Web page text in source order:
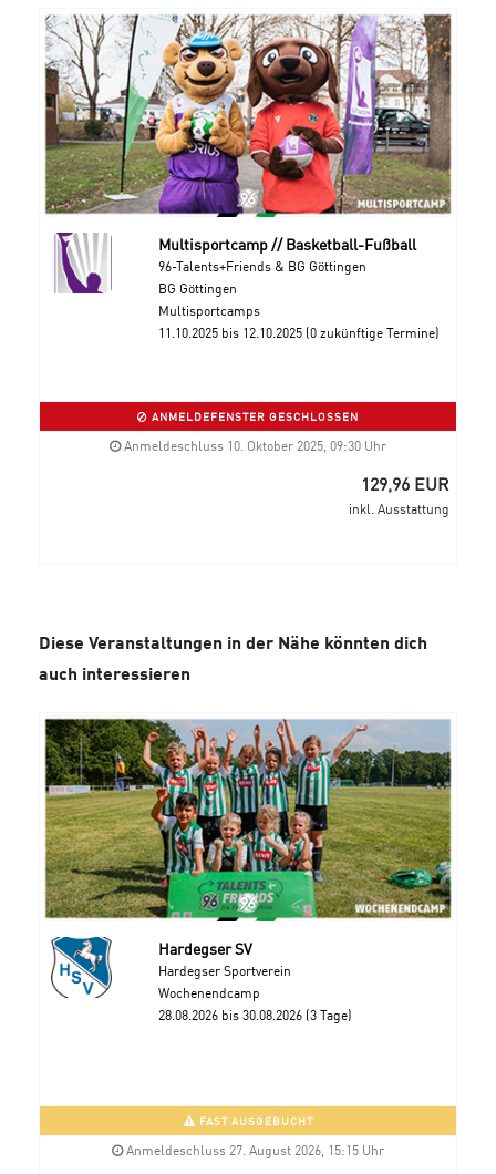
Multisportcamp // Basketball-Fußball
96-Talents+Friends & BG Göttingen
BG Göttingen
Multisportcamps
11.10.2025 bis 12.10.2025 (0 zukünftige Termine)
ANMELDEFENSTER GESCHLOSSEN
Anmeldeschluss 10. Oktober 2025, 09:30 Uhr
129,96 EUR
inkl. Ausstattung
Diese Veranstaltungen in der Nähe könnten dich
auch interessieren
Hardegser SV
Hardegser Sportverein
Wochenendcamp
28.08.2026 bis 30.08.2026 (3 Tage)
FAST AUSGEBUCHT
Anmeldeschluss 27. August 2026, 15:15 Uhr